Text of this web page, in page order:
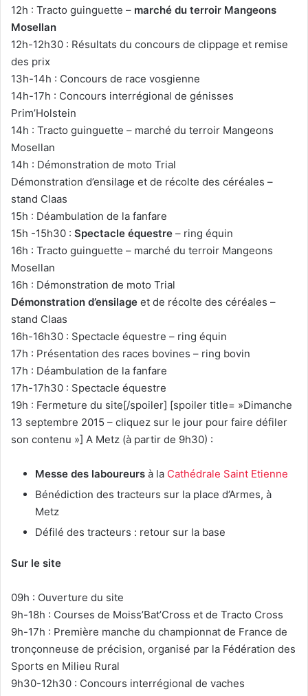
12h : Tracto guinguette – marché du terroir Mangeons
Mosellan
12h-12h30 : Résultats du concours de clippage et remise
des prix
13h-14h : Concours de race vosgienne
14h-17h : Concours interrégional de génisses
Prim’Holstein
14h : Tracto guinguette – marché du terroir Mangeons
Mosellan
14h : Démonstration de moto Trial
Démonstration d’ensilage et de récolte des céréales –
stand Claas
15h : Déambulation de la fanfare
15h -15h30 : Spectacle équestre – ring équin
16h : Tracto guinguette – marché du terroir Mangeons
Mosellan
16h : Démonstration de moto Trial
Démonstration d’ensilage et de récolte des céréales –
stand Claas
16h-16h30 : Spectacle équestre – ring équin
17h : Présentation des races bovines – ring bovin
17h : Déambulation de la fanfare
17h-17h30 : Spectacle équestre
19h : Fermeture du site[/spoiler] [spoiler title= »Dimanche
13 septembre 2015 – cliquez sur le jour pour faire défiler
son contenu »] A Metz (à partir de 9h30) :
Messe des laboureurs à la Cathédrale Saint Etienne
Bénédiction des tracteurs sur la place d’Armes, à
Metz
Défilé des tracteurs : retour sur la base
Sur le site
09h : Ouverture du site
9h-18h : Courses de Moiss’Bat’Cross et de Tracto Cross
9h-17h : Première manche du championnat de France de
tronçonneuse de précision, organisé par la Fédération des
Sports en Milieu Rural
9h30-12h30 : Concours interrégional de vaches